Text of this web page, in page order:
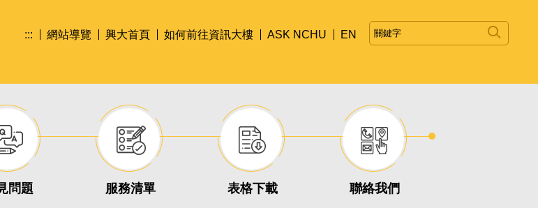
::: 網站導覽 興大首頁 如何前往資訊大樓 ASK NCHU EN
問題 服務清單 表格下載 聯絡我們